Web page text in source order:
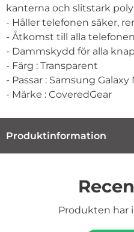
kanterna och slitstark
- Håller telefonen säker,
- Åtkomst till alla
- Dammskydd för alla
- Färg : Transparent
- Passar : Samsung Galaxy
- Märke : CoveredGear
Produktinformation
Produkten har